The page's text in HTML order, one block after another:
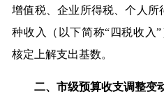
增值税、企业所得税、个人
种收入（以下简称“四税收入
核定上解支出基数。
二、市级预算收支调整变